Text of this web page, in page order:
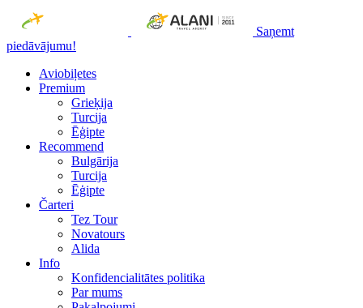
Saņemt
piedāvājumu!
Aviobiļetes
Premium
Grieķija
Turcija
Ēģipte
Recommend
Bulgārija
Turcija
Ēģipte
Čarteri
Tez Tour
Novatours
Alida
Info
Konfidencialitātes politika
Par mums